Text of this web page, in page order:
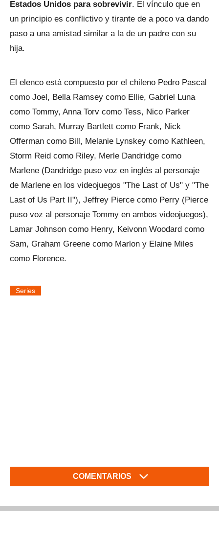
Estados Unidos para sobrevivir. El vínculo que en
un principio es conflictivo y tirante de a poco va dando
paso a una amistad similar a la de un padre con su
hija.
El elenco está compuesto por el chileno Pedro Pascal
como Joel, Bella Ramsey como Ellie, Gabriel Luna
como Tommy, Anna Torv como Tess, Nico Parker
como Sarah, Murray Bartlett como Frank, Nick
Offerman como Bill, Melanie Lynskey como Kathleen,
Storm Reid como Riley, Merle Dandridge como
Marlene (Dandridge puso voz en inglés al personaje
de Marlene en los videojuegos "The Last of Us" y "The
Last of Us Part II"), Jeffrey Pierce como Perry (Pierce
puso voz al personaje Tommy en ambos videojuegos),
Lamar Johnson como Henry, Keivonn Woodard como
Sam, Graham Greene como Marlon y Elaine Miles
como Florence.
Series
COMENTARIOS